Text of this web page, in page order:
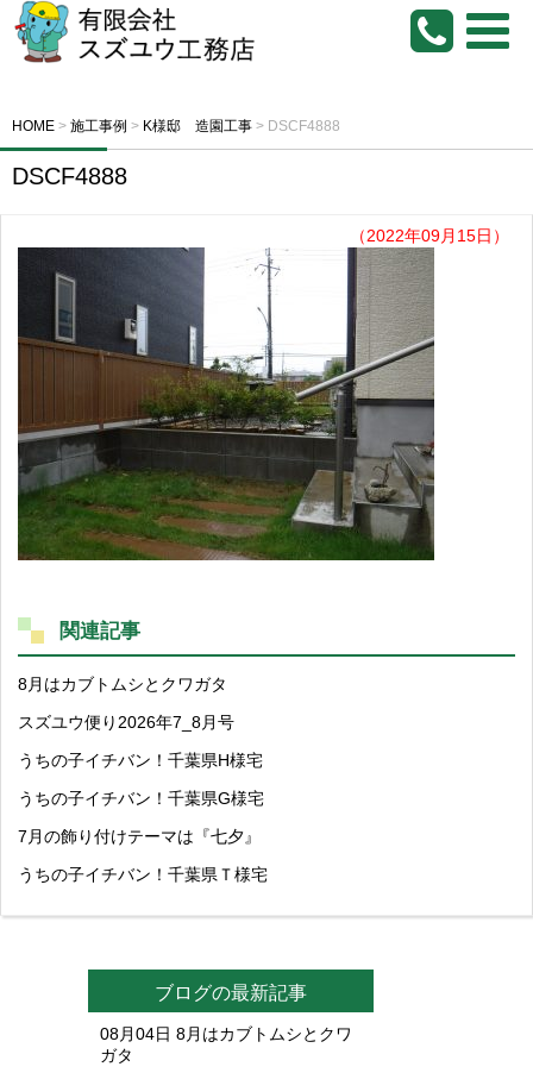
HOME > 施工事例 > K様邸 造園工事 > DSCF4888
DSCF4888
（2022年09月15日）
関連記事
8月はカブトムシとクワガタ
スズユウ便り2026年7_8月号
うちの子イチバン！千葉県H様宅
うちの子イチバン！千葉県G様宅
7月の飾り付けテーマは『七夕』
うちの子イチバン！千葉県Ｔ様宅
ブログの最新記事
08月04日 8月はカブトムシとクワ
ガタ